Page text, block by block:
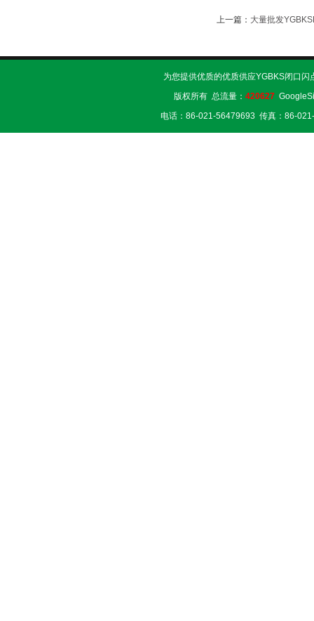
上一篇： 大量批发
为您提供优质的优质供应YGBKS闭口
版权所有 总流量： 420627
电话：86-021-56479693 传真：86-